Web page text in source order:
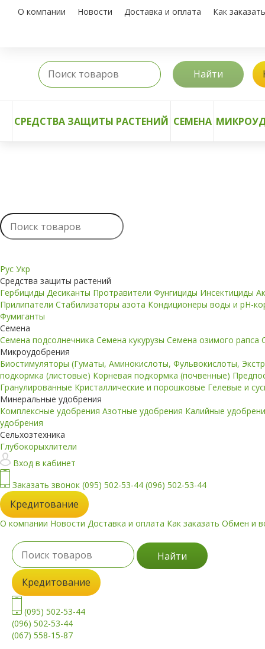
О компании Новости Доставка и оплата Как заказать
Найти
СРЕДСТВА ЗАЩИТЫ РАСТЕНИЙ СЕМЕНА
Рус Укр
Средства защиты растений
Гербициды Десиканты Протравители Фунгициды Инсектициды
Прилипатели Стабилизаторы азота Кондиционеры воды и pH-
Фумиганты
Семена
Семена подсолнечника Семена кукурузы Семена озимого рапса
Микроудобрения
Биостимуляторы (Гуматы, Аминокислоты, Фульвокислоты,
подкормка (листовые) Корневая подкормка (почвенные)
Гранулированные Кристаллические и порошковые Гелевые и
Минеральные удобрения
Комплексные удобрения Азотные удобрения Калийные
удобрения
Сельхозтехника
Глубокорыхлители
Вход в кабинет
Заказать звонок (095) 502-53-44 (096) 502-53-44
Кредитование
О компании Новости Доставка и оплата Как заказать Обмен и
Найти
Кредитование
(095) 502-53-44
(096) 502-53-44
(067) 558-15-87